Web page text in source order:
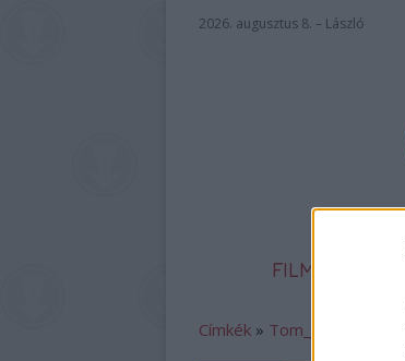
2026. augusztus 8. – László
FILM
Címkék » Tom_Jones